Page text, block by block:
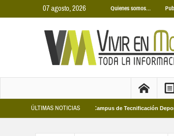
07 agosto, 2026 Quienes somos…
ÚLTIMAS NOTICIAS
2026 Los Campus de Tecnificación Deportiva